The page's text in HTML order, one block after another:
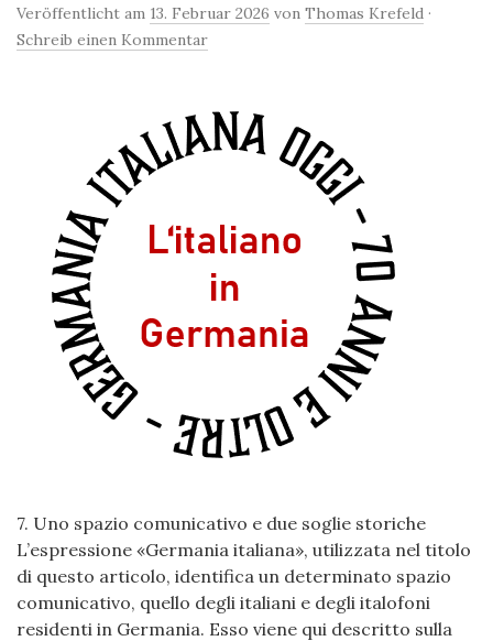
Veröffentlicht am 13. Februar 2026 von Thomas Krefeld ·
Schreib einen Kommentar
7. Uno spazio comunicativo e due soglie storiche
L’espressione «Germania italiana», utilizzata nel titolo
di questo articolo, identifica un determinato spazio
comunicativo, quello degli italiani e degli italofoni
residenti in Germania. Esso viene qui descritto sulla